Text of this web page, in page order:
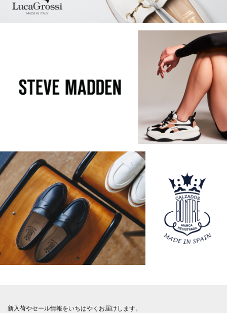
新入荷やセール情報をいちはやくお届けします。